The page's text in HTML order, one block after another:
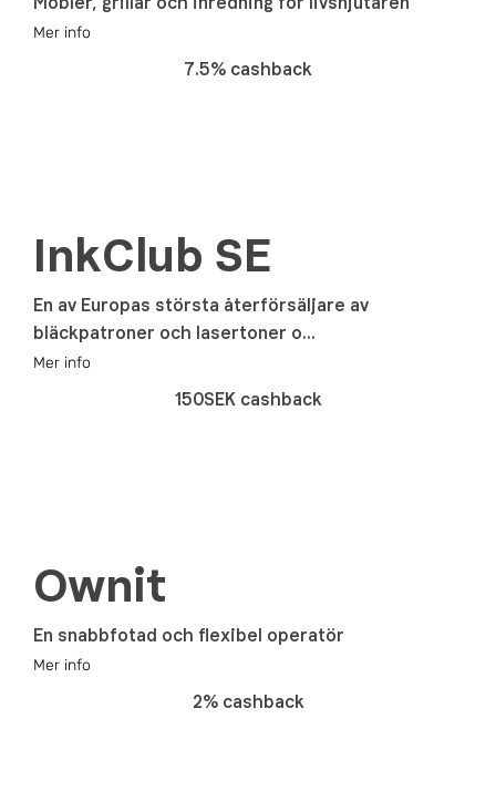
Mer info
7.5% cashback
InkClub SE
En av Europas största återförsäljare av
bläckpatroner och lasertoner o...
Mer info
150SEK cashback
Ownit
En snabbfotad och flexibel operatör
Mer info
2% cashback